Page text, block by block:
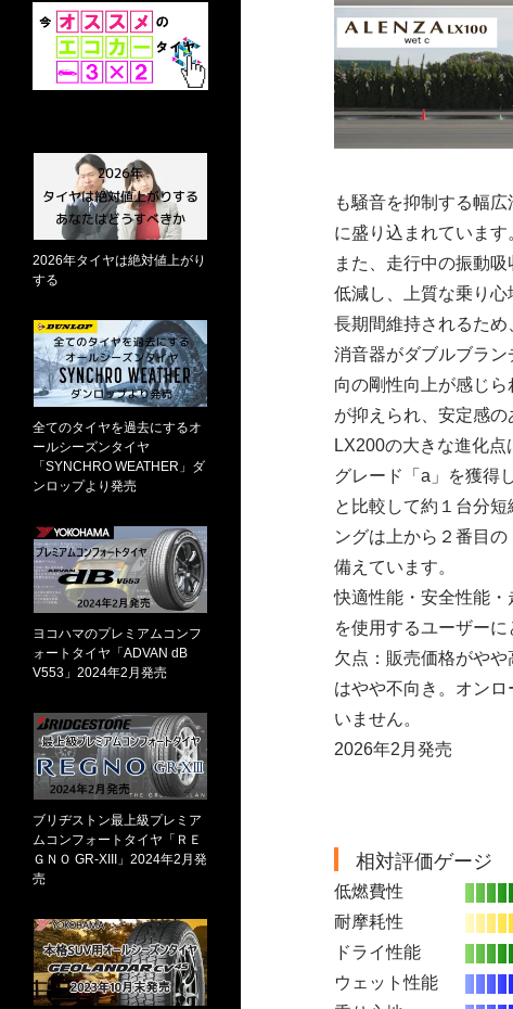
も騒音を抑制する幅
に盛り込まれています
また、走行中の振動
低減し、上質な乗り
長期間維持されるため
消音器がダブルブラ
向の剛性向上が感じ
が抑えられ、安定感の
LX200の大きな進化
グレード「a」を獲得
と比較して約１台分
ングは上から２番目
備えています。
快適性能・安全性能
を使用するユーザー
欠点：販売価格がや
はやや不向き。オン
いません。
2026年2月発売
相対評価ゲージ
低燃費性
耐摩耗性
ドライ性能
ウェット性能
2026年タイヤは絶対値上がり
する
全てのタイヤを過去にするオ
ールシーズンタイヤ
「SYNCHRO WEATHER」ダ
ンロップより発売
ヨコハマのプレミアムコンフ
ォートタイヤ「ADVAN dB
V553」2024年2月発売
ブリヂストン最上級プレミア
ムコンフォートタイヤ「ＲＥ
ＧＮＯ GR-XIII」2024年2月発
売